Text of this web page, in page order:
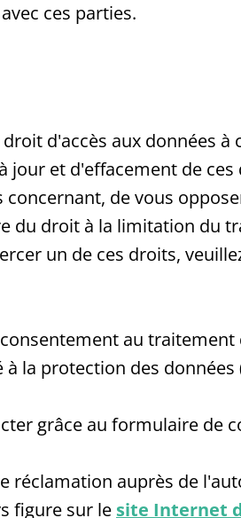
ces parties.
d'accès aux données
et d'effacement de
de vous
du droit à la limitation du
un de ces droits,
au
la protection des données
grâce au formulaire de
réclamation auprès de
figure sur le site Internet